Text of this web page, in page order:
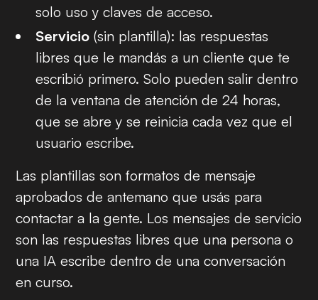
solo uso y claves de acceso.
Servicio (sin plantilla): las respuestas
libres que le mandás a un cliente que te
escribió primero. Solo pueden salir dentro
de la ventana de atención de 24 horas,
que se abre y se reinicia cada vez que el
usuario escribe.
Las plantillas son formatos de mensaje
aprobados de antemano que usás para
contactar a la gente. Los mensajes de servicio
son las respuestas libres que una persona o
una IA escribe dentro de una conversación
en curso.